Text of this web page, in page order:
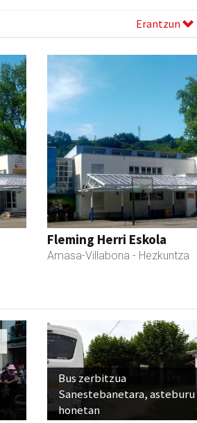
Erantzun
Fleming Herri Eskola
Amasa-Villabona - Hezkuntza
Bus zerbitzua
Sanestebanetara, asteburu
honetan